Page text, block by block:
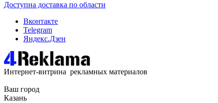
Доступна доставка по области
Вконтакте
Telegram
Яндекс.Дзен
Интернет-витрина рекламных материалов
Ваш город
Казань